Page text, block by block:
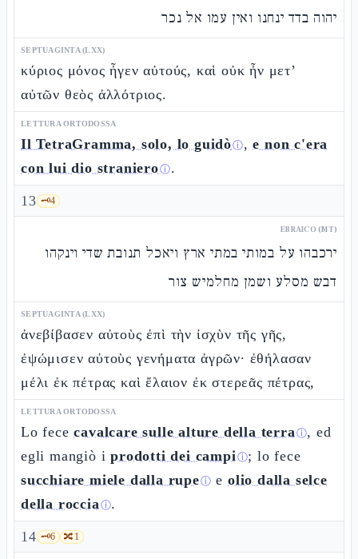
יהוה בדד ינחנו ואין עמו אל נכר
SEPTUAGINTA (LXX)
κύριος μόνος ἦγεν αὐτούς, καὶ οὐκ ἦν μετ’
αὐτῶν θεὸς ἀλλότριος.
LETTURA ORTODOSSA
Il TetraGramma, solo, lo guidòⓘ,e non c'era
con lui dio stranieroⓘ.
13 🗝️4
EBRAICO (MT)
ירכבהו על במותי במתי ארץ ויאכל תנובת שדי וינקהו
דבש מסלע ושמן מחלמיש צור
SEPTUAGINTA (LXX)
ἀνεβίβασεν αὐτοὺς ἐπὶ τὴν ἰσχὺν τῆς γῆς,
ἐψώμισεν αὐτοὺς γενήματα ἀγρῶν· ἐθήλασαν
μέλι ἐκ πέτρας καὶ ἔλαιον ἐκ στερεᾶς πέτρας,
LETTURA ORTODOSSA
Lo fececavalcare sulle alture della terraⓘ, ed
egli mangiò iprodotti dei campiⓘ; lo fece
succhiare miele dalla rupeⓘ eolio dalla selce
della rocciaⓘ.
14 🗝️6 🔀1